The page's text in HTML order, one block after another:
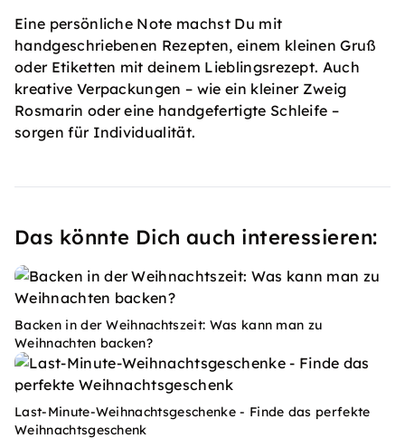
Eine persönliche Note machst Du mit
handgeschriebenen Rezepten, einem kleinen Gruß
oder Etiketten mit deinem Lieblingsrezept. Auch
kreative Verpackungen – wie ein kleiner Zweig
Rosmarin oder eine handgefertigte Schleife –
sorgen für Individualität.
Das könnte Dich auch interessieren:
Backen in der Weihnachtszeit: Was kann man zu
Weihnachten backen?
Last-Minute-Weihnachtsgeschenke - Finde das perfekte
Weihnachtsgeschenk